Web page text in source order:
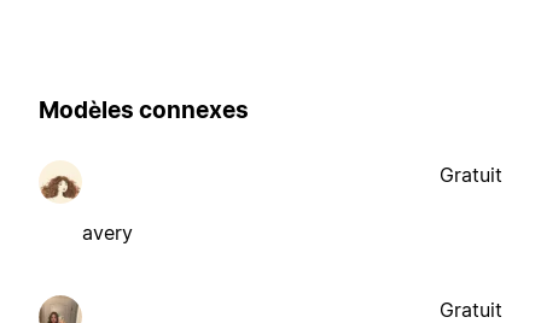
Modèles connexes
avery
Gratuit
Gratuit